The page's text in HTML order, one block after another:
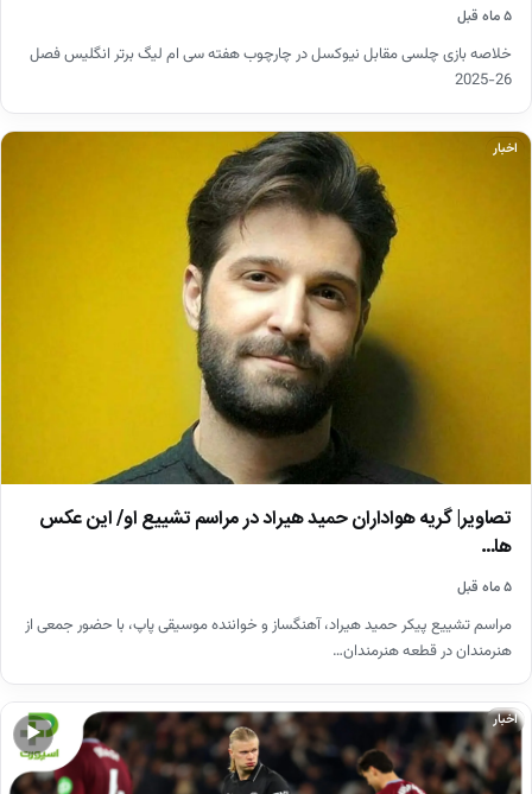
۵ ماه قبل
خلاصه بازی چلسی مقابل نیوکسل در چارچوب هفته سی ام لیگ برتر انگلیس فصل
26-2025
اخبار
تصاویر| گریه هواداران حمید هیراد در مراسم تشییع او/ این عکس
ها…
۵ ماه قبل
مراسم تشییع پیکر حمید هیراد، آهنگساز و خواننده موسیقی پاپ، با حضور جمعی از
هنرمندان در قطعه هنرمندان…
▶
اخبار